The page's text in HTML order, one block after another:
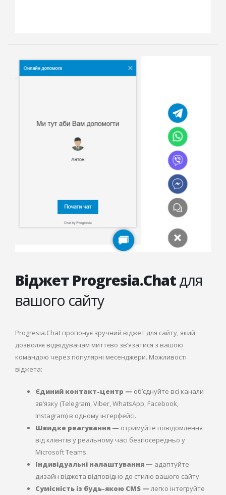
Віджет Progresia.Chatдля
вашого сайту
Progresia.Chat пропонує зручний віджет для сайту, який
дозволяє відвідувачам миттєво зв’язатися з вашою
командою через популярні месенджери. Можливості
віджета:
Єдиний контакт-центр — об’єднуйте всі канали
зв’язку (Telegram, Viber, WhatsApp, Facebook,
Instagram) в одному інтерфейсі.
Швидке реагування — отримуйте повідомлення
від клієнтів у реальному часі безпосередньо у
Microsoft Teams.
Індивідуальні налаштування — адаптуйте
дизайн віджета відповідно до стилю вашого сайту.
Сумісність із будь-якою CMS — легко інтегруйте